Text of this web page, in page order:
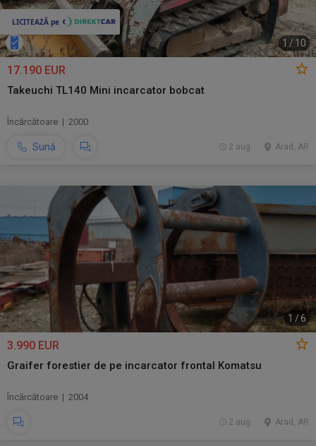
1 /10
17.190 EUR
Takeuchi TL140 Mini incarcator bobcat
Încărcătoare | 2000
Sună Arad, AR
2 aug.
1 /6
3.990 EUR
Graifer forestier de pe incarcator frontal Komatsu
Încărcătoare | 2004
Arad, AR
2 aug.